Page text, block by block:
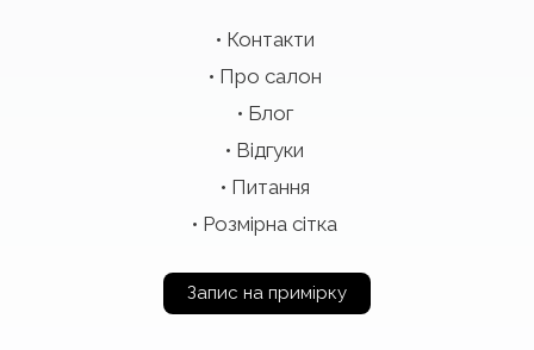
Контакти
Про салон
Блог
Відгуки
Питання
Розмірна сітка
Запис на примірку